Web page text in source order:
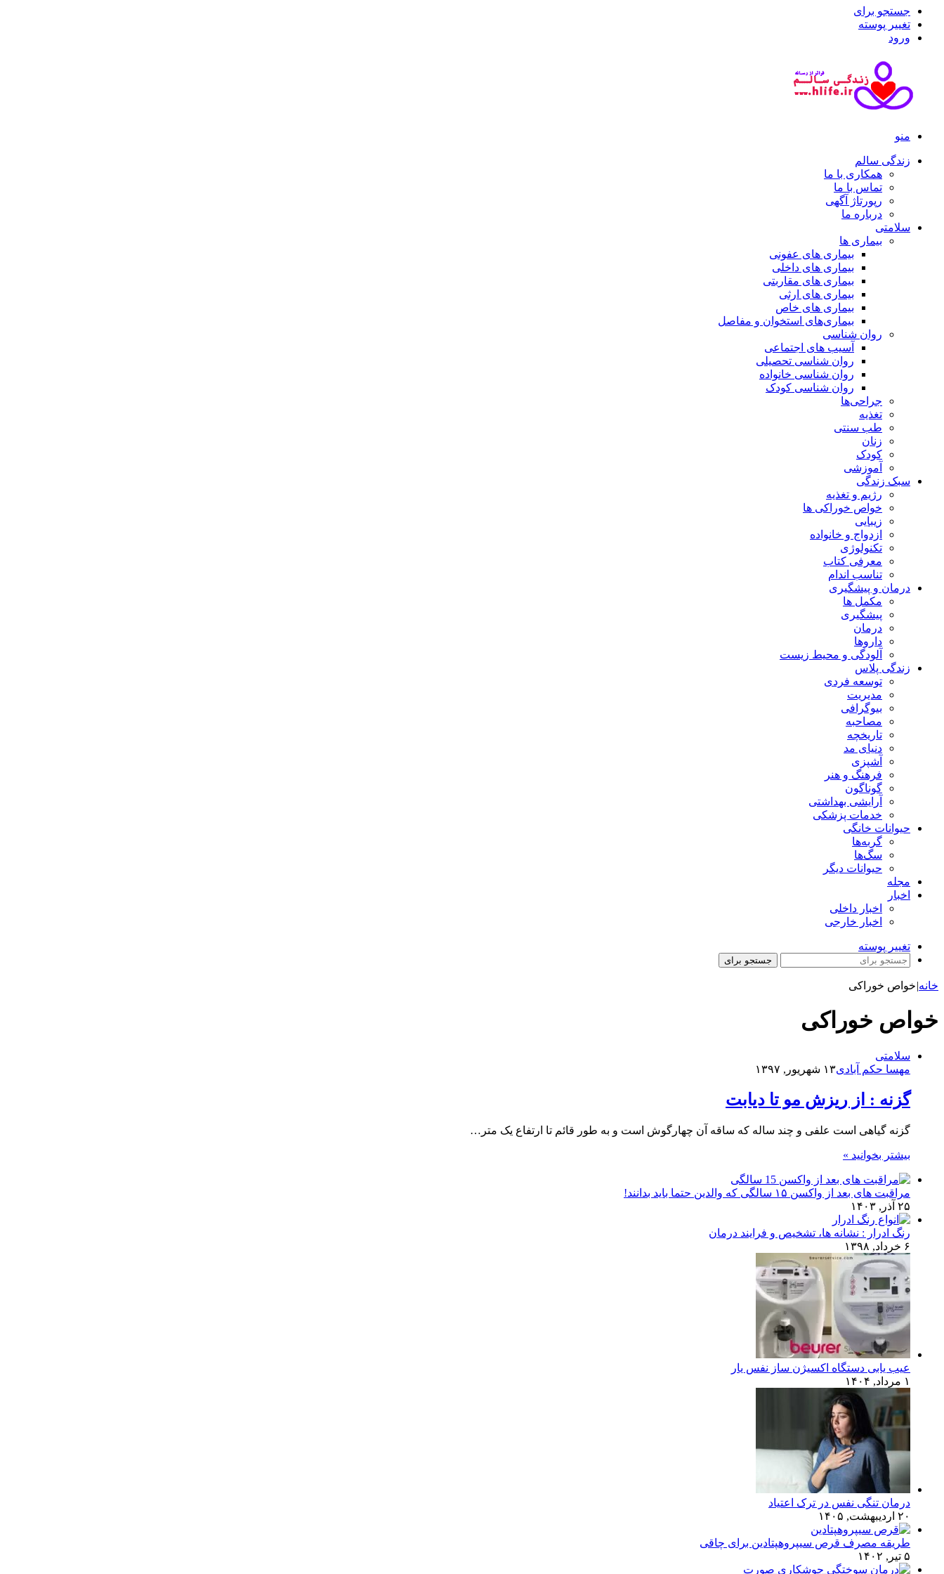
جستجو برای
تغییر پوسته
ورود
منو
زندگی سالم
همکاری با ما
تماس با ما
رپورتاژ آگهی
درباره ما
سلامتی
بیماری ها
بیماری های عفونی
بیماری های داخلی
بیماری های مقاربتی
بیماری های ارثی
بیماری های خاص
بیماری‌های استخوان و مفاصل
روان شناسی
آسیب های اجتماعی
روان شناسی تحصیلی
روان شناسی خانواده
روان شناسی کودک
جراحی‌ها
تغذیه
طب سنتی
زنان
کودک
آموزشی
سبک زندگی
رژیم و تغذیه
خواص خوراکی ها
زیبایی
ازدواج و خانواده
تکنولوژی
معرفی کتاب
تناسب اندام
درمان و پیشگیری
مکمل ها
پیشگیری
درمان
داروها
آلودگی و محیط زیست
زندگی پلاس
توسعه فردی
مدیریت
بیوگرافی
مصاحبه
تاریخچه
دنیای مد
آشپزی
فرهنگ و هنر
گوناگون
آرایشی بهداشتی
خدمات پزشکی
حیوانات خانگی
گربه‌ها
سگ‌ها
حیوانات دیگر
مجله
اخبار
اخبار داخلی
اخبار خارجی
تغییر پوسته
جستجو برای
خانه|خواص خوراکی
خواص خوراکی
سلامتی
مهسا حکم آبادی۱۳ شهریور, ۱۳۹۷
گزنه : از ریزش مو تا دیابت
گزنه گیاهی است علفی و چند ساله که ساقه آن چهارگوش است و به طور قائم تا ارتفاع یک متر…
بیشتر بخوانید »
مراقبت های بعد از واکسن ۱۵ سالگی که والدین حتما باید بدانند!
۲۵ آذر, ۱۴۰۳
رنگ ادرار : نشانه ها، تشخیص و فرایند درمان
۶ خرداد, ۱۳۹۸
عیب یابی دستگاه اکسیژن ساز نفس یار
۱ مرداد, ۱۴۰۴
درمان تنگی نفس در ترک اعتیاد
۲۰ اردیبهشت, ۱۴۰۵
طریقه مصرف قرص سیپروهپتادین برای چاقی
۵ تیر, ۱۴۰۲